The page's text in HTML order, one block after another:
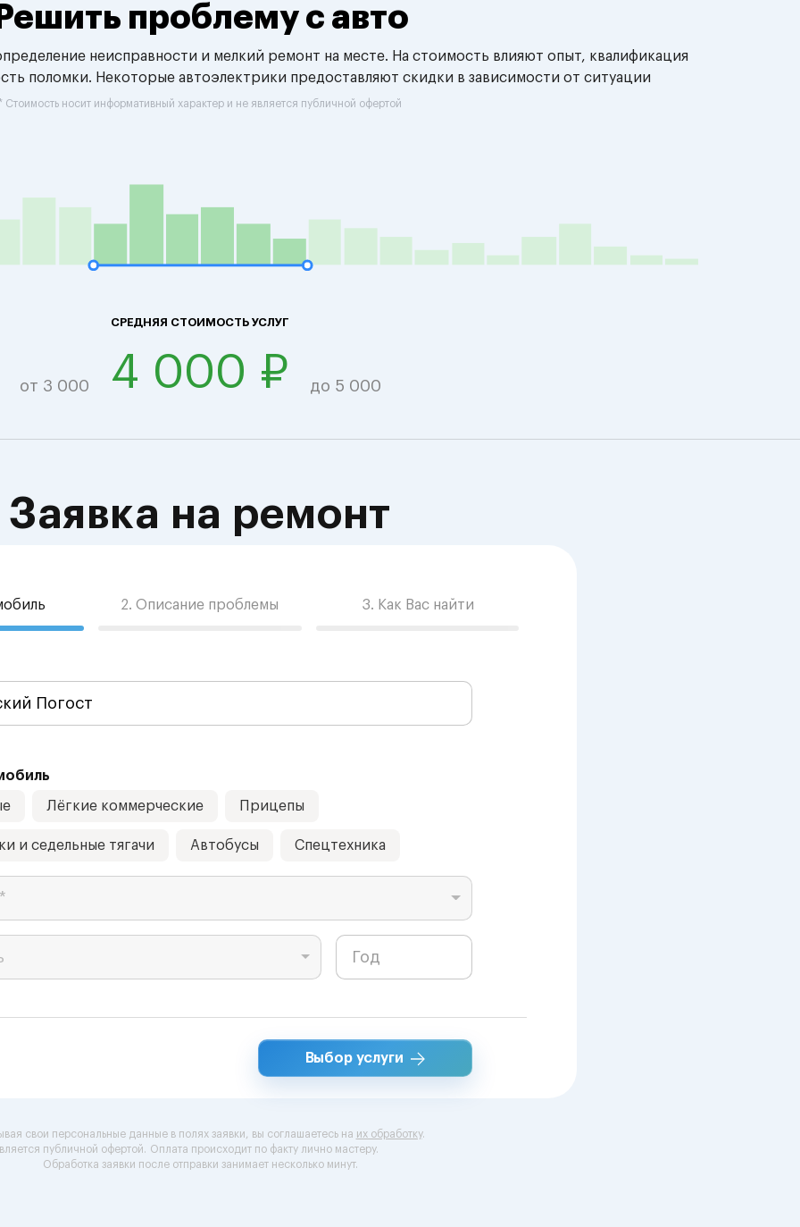
Решить проблему с авто
неисправности и мелкий ремонт на месте. На стоимость влияют опыт, квалификация
поломки. Некоторые автоэлектрики предоставляют скидки в зависимости от ситуации
Стоимость носит информативный характер и не является публичной офертой
СРЕДНЯЯ СТОИМОСТЬ УСЛУГ
от 3 000 4 000 ₽ до 5 000
Заявка на ремонт
2. Описание проблемы 3. Как Вас найти
Лёгкие коммерческие Прицепы
и седельные тягачи Автобусы Спецтехника
Выбор услуги
свои персональные данные в полях заявки, вы соглашаетесь на их обработку.
публичной офертой. Оплата происходит по факту лично мастеру.
Обработка заявки после отправки занимает несколько минут.